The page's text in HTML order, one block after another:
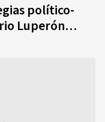
político-
Luperón…